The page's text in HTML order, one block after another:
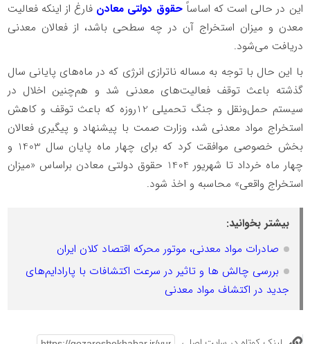
این در حالی است که اساساًحقوق دولتی معادن فارغ از اینکه فعالیت
معدن و میزان استخراج آن در چه سطحی باشد، از فعالان معدنی
دریافت می‌شود.
با این حال با توجه به مساله ناترازی انرژی که در ماه‌های پایانی سال
گذشته باعث توقف فعالیت‌های معدنی شد و هم‌چنین اخلال در
سیستم حمل‌ونقل و جنگ تحمیلی 12روزه که باعث توقف و کاهش
استخراج مواد معدنی شد، وزارت صمت با پیشنهاد و پیگیری فعالان
بخش خصوصی موافقت کرد که برای چهار ماه پایان سال 1403 و
چهار ماه خرداد تا شهریور 1404 حقوق دولتی معادن براساس «میزان
استخراج واقعی» محاسبه و اخذ شود.
بیشتر بخوانید:
صادرات مواد معدنی، موتور محرکه اقتصاد کلان ایران
بررسی چالش ها و تاثیر در سرعت اکتشافات با پارادایم‌های
جدید در اکتشاف مواد معدنی